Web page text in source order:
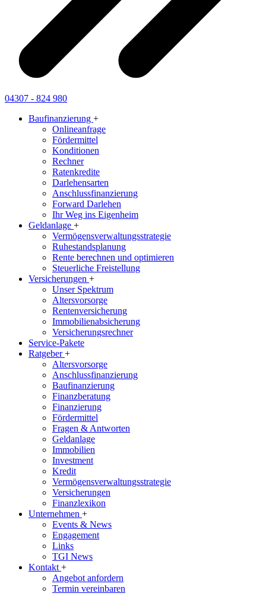
04307 - 824 980
Baufinanzierung +
Onlineanfrage
Fördermittel
Konditionen
Rechner
Ratenkredite
Darlehensarten
Anschlussfinanzierung
Forward Darlehen
Ihr Weg ins Eigenheim
Geldanlage +
Vermögensverwaltungsstrategie
Ruhestandsplanung
Rente berechnen und optimieren
Steuerliche Freistellung
Versicherungen +
Unser Spektrum
Altersvorsorge
Rentenversicherung
Immobilienabsicherung
Versicherungsrechner
Service-Pakete
Ratgeber+
Altersvorsorge
Anschlussfinanzierung
Baufinanzierung
Finanzberatung
Finanzierung
Fördermittel
Fragen & Antworten
Geldanlage
Immobilien
Investment
Kredit
Vermögensverwaltungsstrategie
Versicherungen
Finanzlexikon
Unternehmen +
Events & News
Engagement
Links
TGI News
Kontakt +
Angebot anfordern
Termin vereinbaren